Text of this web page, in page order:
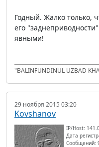
Годный. Жалко только,
его
явными!
"BALINFUNDINUL UZBAD
29 ноября 2015 03:20
Kovshanov
IP/Host:
Дата
Сообщений: